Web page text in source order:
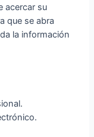
acercar su
que se abra
la información